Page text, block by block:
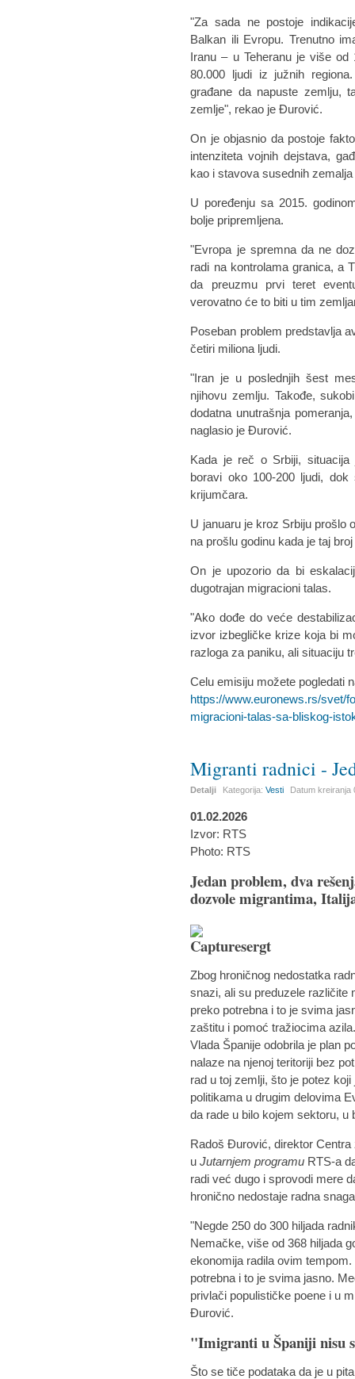
"Za sada ne postoje
Balkan ili Evropu. Trenutno
Iranu – u Teheranu je više od
80.000 ljudi iz južnih
građane da napuste zemlju,
zemlje", rekao je Đurović.
On je objasnio da postoje
intenziteta vojnih dejstava,
kao i stavova susednih
U poređenju sa 2015.
bolje pripremljena.
"Evropa je spremna da ne
radi na kontrolama granica, a
da preuzmu prvi teret
verovatno će to biti u tim
Poseban problem predstavlja
četiri miliona ljudi.
"Iran je u poslednjih šest
njihovu zemlju. Takođe,
dodatna unutrašnja
naglasio je Đurović.
Kada je reč o Srbiji, situacija
boravi oko 100-200 ljudi,
krijumčara.
U januaru je kroz Srbiju prošlo
na prošlu godinu kada je taj
On je upozorio da bi
dugotrajan migracioni talas.
"Ako dođe do veće
izvor izbegličke krize koja bi
razloga za paniku, ali situaciju
Celu emisiju možete pogledati
https://www.euronews.rs/svet/
migracioni-talas-sa-bliskog-
Migranti radnici -
Detalji Kategorija:Vesti Datum kreiranja
01.02.2026
Izvor: RTS
Photo: RTS
Jedan problem, dva
dozvole migrantima,
Zbog hroničnog nedostatka
snazi, ali su preduzele različite
preko potrebna i to je svima
zaštitu i pomoć tražiocima
Vlada Španije odobrila je plan
nalaze na njenoj teritoriji bez
rad u toj zemlji, što je potez
politikama u drugim delovima
da rade u bilo kojem sektoru, u
Radoš Đurović, direktor
uJutarnjem programu RTS-a
radi već dugo i sprovodi mere
hronično nedostaje radna
"Negde 250 do 300 hiljada
Nemačke, više od 368 hiljada
ekonomija radila ovim
potrebna i to je svima jasno.
privlači populističke poene i u
Đurović.
"Imigranti u Španiji nisu
Što se tiče podataka da je u